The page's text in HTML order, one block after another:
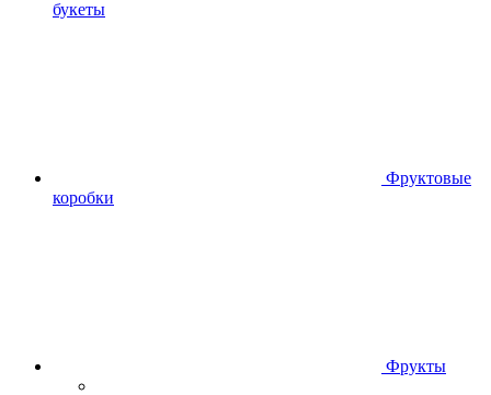
букеты
Фруктовые
коробки
Фрукты